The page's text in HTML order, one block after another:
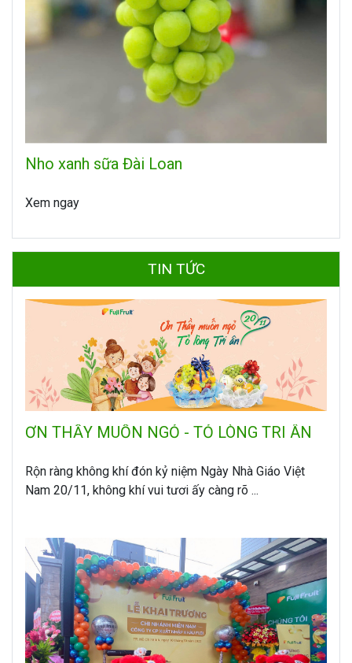
Nho xanh sữa Đài Loan
Xem ngay
TIN TỨC
ƠN THẦY MUỐN NGỎ - TỎ LÒNG TRI ÂN
Rộn ràng không khí đón kỷ niệm Ngày Nhà Giáo Việt
Nam 20/11, không khí vui tươi ấy càng rõ ...